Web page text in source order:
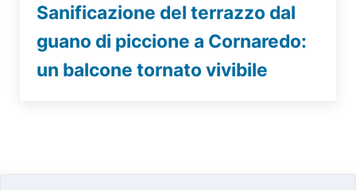
Sanificazione del terrazzo dal
guano di piccione a Cornaredo:
un balcone tornato vivibile